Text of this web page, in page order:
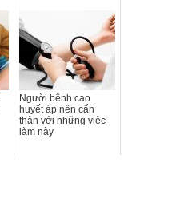
Người bệnh cao
huyết áp nên cẩn
thận với những việc
làm này